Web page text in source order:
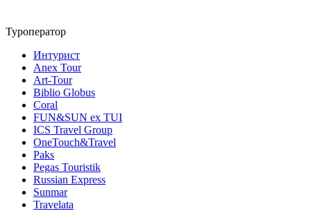
Туроператор
Интурист
Anex Tour
Art-Tour
Biblio Globus
Coral
FUN&SUN ex TUI
ICS Travel Group
OneTouch&Travel
Paks
Pegas Touristik
Russian Express
Sunmar
Travelata